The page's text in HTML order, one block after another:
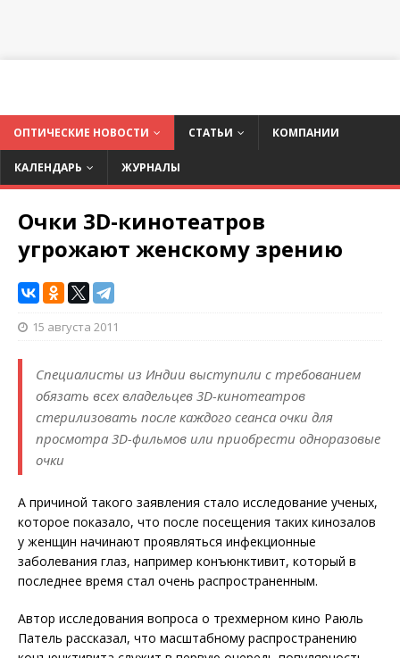
ОПТИЧЕСКИЕ НОВОСТИ СТАТЬИ КОМПАНИИ
КАЛЕНДАРЬ ЖУРНАЛЫ
Очки 3D-кинотеатров
угрожают женскому зрению
15 августа 2011
Специалисты из Индии выступили с требованием
обязать всех владельцев 3D-кинотеатров
стерилизовать после каждого сеанса очки для
просмотра 3D-фильмов или приобрести одноразовые
очки
А причиной такого заявления стало исследование ученых,
которое показало, что после посещения таких кинозалов
у женщин начинают проявляться инфекционные
заболевания глаз, например конъюнктивит, который в
последнее время стал очень распространенным.
Автор исследования вопроса о трехмерном кино Раюль
Патель рассказал, что масштабному распространению